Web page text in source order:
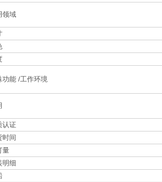
领域
功能 /工作环境
认证
时间
量
明细